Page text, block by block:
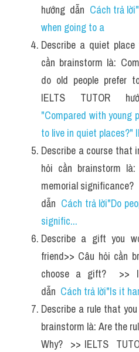
Listening
Speaking
Writing
Reading
Vocabulary
hướng  dẫn Cách trả
when going to a
Describe a quiet
cần brainstorm là:
do old people prefer
IELTS  TUTOR
"Compared with young
to live in quiet places?"
Describe a course that
hỏi cần brainstorm
memorial significance?
dẫn Cách trả lời"Do
signific...
Describe a gift you
friend>> Câu hỏi cần
choose a gift?  >>
dẫn Cách trả lời"Is it
Describe a rule that
brainstorm là: Are the
Why?  >> IELTS